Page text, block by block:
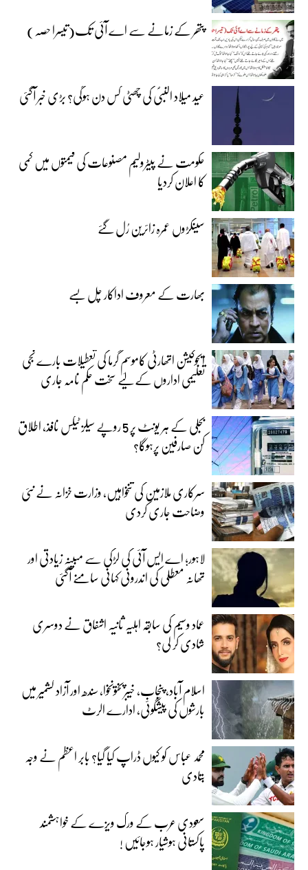
پتھر کے زمانے سے اے آئی تک(تیسرا حصہ)
عید میلاد النبیؐ کی چھٹی کس دن ہوگی؟ بڑی خبر آگئی
حکومت نے پیٹرولیم مصنوعات کی قیمتوں میں کمی
کا اعلان کردیا
سینکڑوں عمرہ زائرین رُل گئے
بھارت کے معروف اداکار چل بسے
ایجوکیشن اتھارٹی کاموسمِ گرما کی تعطیلات بارے نجی
تعلیمی اداروں کے لیے سخت حکم نامہ جاری
بجلی کے ہر یونٹ پر 5 روپے سیلز ٹیکس نافذ، اطلاق
کن صارفین پرہوگا؟
سرکاری ملازمین کی تنخواہیں، وزارت خزانہ نے نئی
وضاحت جاری کردی
لاہور؛ اے ایس آئی کی لڑکی سے مبینہ زیادتی اور
تھانہ معطلی کی اندرونی کہانی سامنے آگئی
عماد وسیم کی سابقہ اہلیہ ثانیہ اشفاق نے دوسری
شادی کر لی؟
اسلام آباد، پنجاب، خیبرپختونخوا، سندھ اور آزاد کشمیر میں
بارشوں کی پیشگوئی، ادارے الرٹ
محمد عباس کو کیوں ڈراپ کیا گیا؟ بابر اعظم نے وجہ
بتادی
سعودی عرب کے ورک ویزے کے خواہشمند
پاکستانی ہوشیار ہوجائیں !